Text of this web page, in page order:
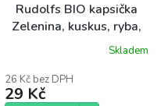
Rudolfs BIO kapsička
Zelenina, kuskus, ryba,
Skladem
26 Kč bez DPH
29 Kč